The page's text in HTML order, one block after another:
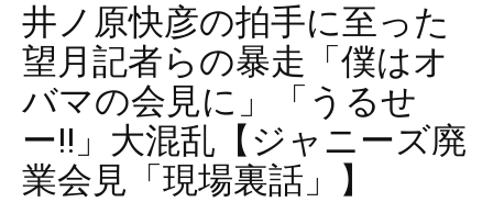
井ノ原快彦の拍手に至った
望月記者らの暴走「僕はオ
バマの会見に」「うるせ
ー!!」大混乱【ジャニーズ廃
業会見「現場裏話」】